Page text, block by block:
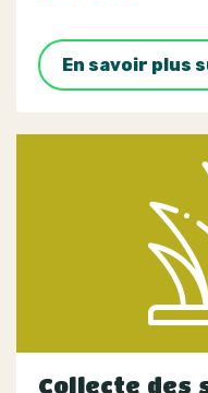
En savoir plus
Collecte des